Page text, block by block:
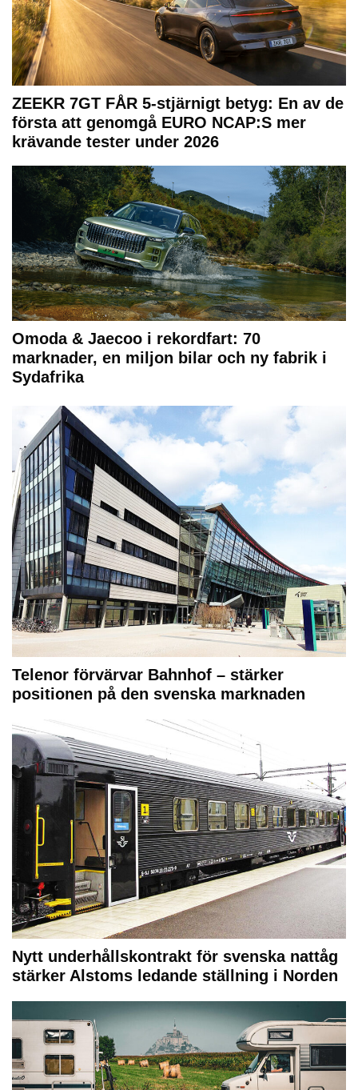
ZEEKR 7GT FÅR 5-stjärnigt betyg: En av de
första att genomgå EURO NCAP:S mer
krävande tester under 2026
Omoda & Jaecoo i rekordfart: 70
marknader, en miljon bilar och ny fabrik i
Sydafrika
Telenor förvärvar Bahnhof – stärker
positionen på den svenska marknaden
Nytt underhållskontrakt för svenska nattåg
stärker Alstoms ledande ställning i Norden